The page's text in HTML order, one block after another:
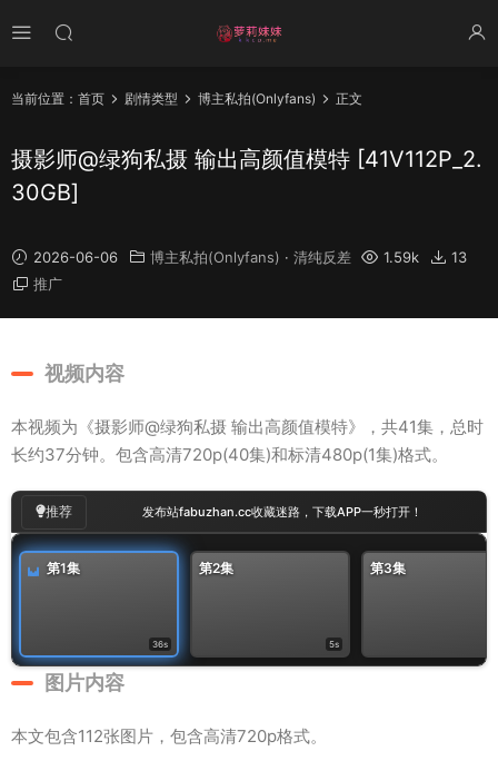
当前位置： 首页 剧情类型 博主私拍(Onlyfans) 正文
摄影师@绿狗私摄 输出高颜值模特 [41V112P_2.
30GB]
2026-06-06 博主私拍(Onlyfans) · 清纯反差 1.59k
13
推广
视频内容
本视频为《摄影师@绿狗私摄 输出高颜值模特》，共41集，总时
长约37分钟。包含高清720p(40集)和标清480p(1集)格式。
推荐 发布站fabuzhan.cc收藏迷路，下载APP一秒打开！
36s
第1集
5s
第2集 第3集
图片内容
本文包含112张图片，包含高清720p格式。